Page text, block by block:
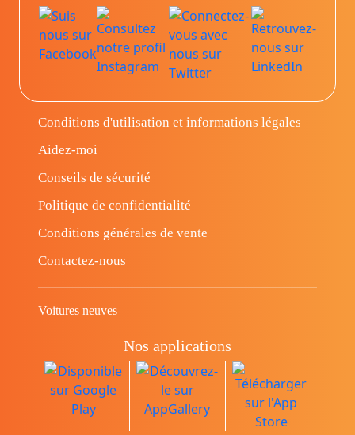
Conditions d'utilisation et informations légales
Aidez-moi
Conseils de sécurité
Politique de confidentialité
Conditions générales de vente
Contactez-nous
Voitures neuves
Nos applications